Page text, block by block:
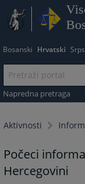
Bosanski Hrvatski
Napredna pretraga
Aktivnosti
Počeci
Hercegovini